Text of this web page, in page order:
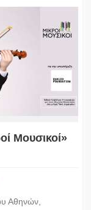
Μουσικοί»
Αθηνών,